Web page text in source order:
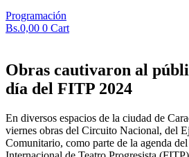
Programación
Bs.0,00 0 Cart
Obras cautivaron al
día del FITP 2024
En diversos espacios de la ciudad de
viernes obras del Circuito Nacional, del
Comunitario, como parte de la agenda